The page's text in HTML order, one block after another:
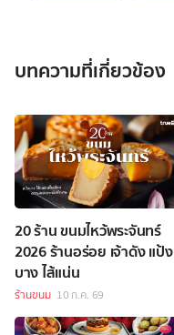
บทความที่เกี่ยวข้อง
20 ร้าน ขนมไหว้พระจันทร์
2026 ร้านอร่อย เจ้าดัง แป้ง
บาง ไส้แน่น
ร้านขนม 10 ก.ค. 69